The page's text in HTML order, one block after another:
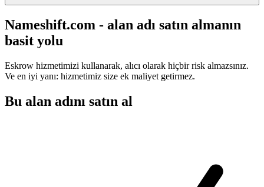
Nameshift.com - alan adı satın almanın
basit yolu
Eskrow hizmetimizi kullanarak, alıcı olarak hiçbir risk almazsınız.
Ve en iyi yanı: hizmetimiz size ek maliyet getirmez.
Bu alan adını satın al